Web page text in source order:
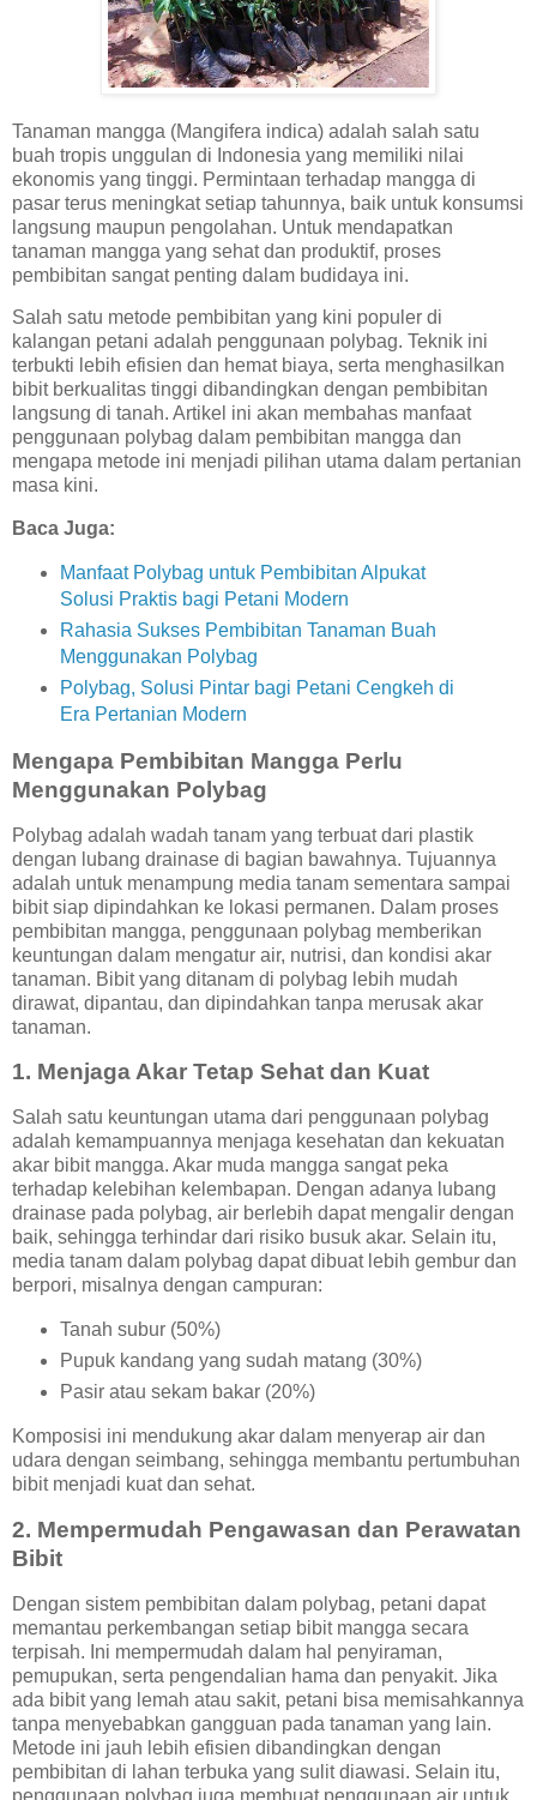
Tanaman mangga (Mangifera indica) adalah salah satu
buah tropis unggulan di Indonesia yang memiliki nilai
ekonomis yang tinggi. Permintaan terhadap mangga di
pasar terus meningkat setiap tahunnya, baik untuk konsumsi
langsung maupun pengolahan. Untuk mendapatkan
tanaman mangga yang sehat dan produktif, proses
pembibitan sangat penting dalam budidaya ini.
Salah satu metode pembibitan yang kini populer di
kalangan petani adalah penggunaan polybag. Teknik ini
terbukti lebih efisien dan hemat biaya, serta menghasilkan
bibit berkualitas tinggi dibandingkan dengan pembibitan
langsung di tanah. Artikel ini akan membahas manfaat
penggunaan polybag dalam pembibitan mangga dan
mengapa metode ini menjadi pilihan utama dalam pertanian
masa kini.
Baca Juga:
Manfaat Polybag untuk Pembibitan Alpukat
Solusi Praktis bagi Petani Modern
Rahasia Sukses Pembibitan Tanaman Buah
Menggunakan Polybag
Polybag, Solusi Pintar bagi Petani Cengkeh di
Era Pertanian Modern
Mengapa Pembibitan Mangga Perlu
Menggunakan Polybag
Polybag adalah wadah tanam yang terbuat dari plastik
dengan lubang drainase di bagian bawahnya. Tujuannya
adalah untuk menampung media tanam sementara sampai
bibit siap dipindahkan ke lokasi permanen. Dalam proses
pembibitan mangga, penggunaan polybag memberikan
keuntungan dalam mengatur air, nutrisi, dan kondisi akar
tanaman. Bibit yang ditanam di polybag lebih mudah
dirawat, dipantau, dan dipindahkan tanpa merusak akar
tanaman.
1. Menjaga Akar Tetap Sehat dan Kuat
Salah satu keuntungan utama dari penggunaan polybag
adalah kemampuannya menjaga kesehatan dan kekuatan
akar bibit mangga. Akar muda mangga sangat peka
terhadap kelebihan kelembapan. Dengan adanya lubang
drainase pada polybag, air berlebih dapat mengalir dengan
baik, sehingga terhindar dari risiko busuk akar. Selain itu,
media tanam dalam polybag dapat dibuat lebih gembur dan
berpori, misalnya dengan campuran:
Tanah subur (50%)
Pupuk kandang yang sudah matang (30%)
Pasir atau sekam bakar (20%)
Komposisi ini mendukung akar dalam menyerap air dan
udara dengan seimbang, sehingga membantu pertumbuhan
bibit menjadi kuat dan sehat.
2. Mempermudah Pengawasan dan Perawatan
Bibit
Dengan sistem pembibitan dalam polybag, petani dapat
memantau perkembangan setiap bibit mangga secara
terpisah. Ini mempermudah dalam hal penyiraman,
pemupukan, serta pengendalian hama dan penyakit. Jika
ada bibit yang lemah atau sakit, petani bisa memisahkannya
tanpa menyebabkan gangguan pada tanaman yang lain.
Metode ini jauh lebih efisien dibandingkan dengan
pembibitan di lahan terbuka yang sulit diawasi. Selain itu,
penggunaan polybag juga membuat penggunaan air untuk